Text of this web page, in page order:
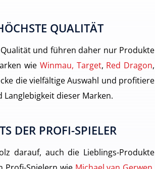
QUALITÄT
und führen daher nur Produkte
wie Winmau, Target, Red Dragon,
die vielfältige Auswahl und profitiere
dieser Marken.
DER PROFI-SPIELER
darauf, auch die Lieblings-Produkte